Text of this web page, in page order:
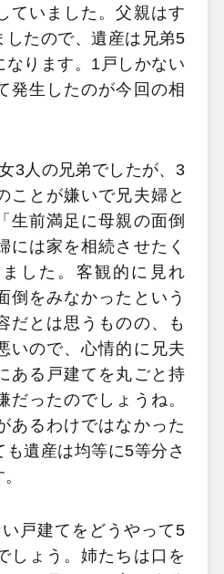
ていました。父親はす
したので、遺産は兄弟5
なります。1戸しかない
発生したのが今回の相
3人の兄弟でしたが、3
ことが嫌いで兄夫婦と
生前満足に母親の面倒
には家を相続させたく
した。客観的に見れ
倒をみなかったという
だとは思うものの、も
いので、心情的に兄夫
ある戸建てを丸ごと持
だったのでしょうね。
あるわけではなかった
遺産は均等に5等分さ
戸建てをどうやって5
しょう。姉たちは口を